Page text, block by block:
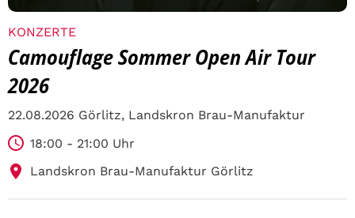
KONZERTE
Camouflage Sommer Open Air Tour
2026
22.08.2026 Görlitz, Landskron Brau-Manufaktur
18:00 - 21:00 Uhr
Landskron Brau-Manufaktur Görlitz